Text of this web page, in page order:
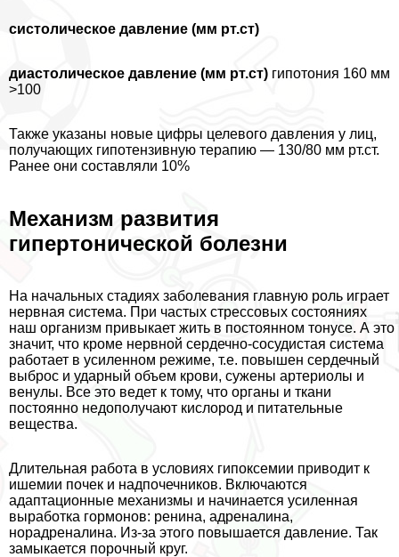
систолическое давление (мм рт.ст)
диастолическое давление (мм рт.ст) гипотония 160 мм
>100
Также указаны новые цифры целевого давления у лиц,
получающих гипотензивную терапию — 130/80 мм рт.ст.
Ранее они составляли 10%
Механизм развития
гипертонической болезни
На начальных стадиях заболевания главную роль играет
нервная система. При частых стрессовых состояниях
наш организм привыкает жить в постоянном тонусе. А это
значит, что кроме нервной сердечно-сосудистая система
работает в усиленном режиме, т.е. повышен сердечный
выброс и ударный объем крови, сужены артериолы и
венулы. Все это ведет к тому, что органы и ткани
постоянно недополучают кислород и питательные
вещества.
Длительная работа в условиях гипоксемии приводит к
ишемии почек и надпочечников. Включаются
адаптационные механизмы и начинается усиленная
выработка гормонов: ренина, адреналина,
норадреналина. Из-за этого повышается давление. Так
замыкается порочный круг.